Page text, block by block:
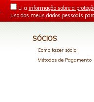
Li a informação sobre a
uso dos meus dados pessoais
SÓCIOS
Como fazer sócio
Métodos de Pagamento